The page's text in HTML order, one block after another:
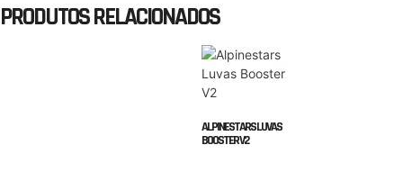
PRODUTOS RELACIONADOS
ALPINESTARS LUVAS
BOOSTER V2